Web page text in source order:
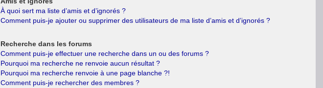
À quoi sert ma liste d’amis et d’ignorés ?
Comment puis-je ajouter ou supprimer des utilisateurs de ma liste d’amis et d’ignorés ?
Recherche dans les forums
Comment puis-je effectuer une recherche dans un ou des forums ?
Pourquoi ma recherche ne renvoie aucun résultat ?
Pourquoi ma recherche renvoie à une page blanche ?!
Comment puis-je rechercher des membres ?